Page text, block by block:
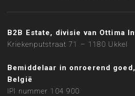
B2B Estate, divisie van Ottima
Kriekenputstraat 71 – 1180 Ukkel
Bemiddelaar in onroerend
België
IPI nummer 104 900